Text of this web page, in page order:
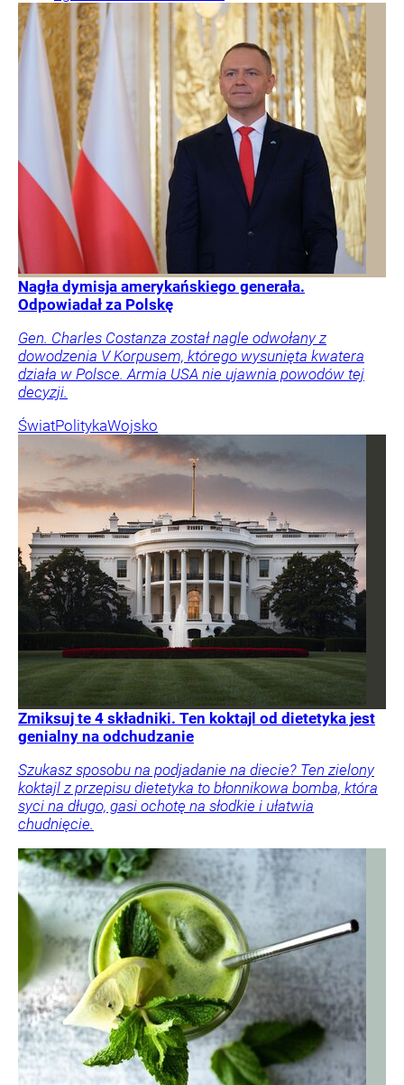
Nagła dymisja amerykańskiego generała.
Odpowiadał za Polskę
Gen. Charles Costanza został nagle odwołany z
dowodzenia V Korpusem, którego wysunięta kwatera
działa w Polsce. Armia USA nie ujawnia powodów tej
decyzji.
ŚwiatPolitykaWojsko
Zmiksuj te 4 składniki. Ten koktajl od dietetyka jest
genialny na odchudzanie
Szukasz sposobu na podjadanie na diecie? Ten zielony
koktajl z przepisu dietetyka to błonnikowa bomba, która
syci na długo, gasi ochotę na słodkie i ułatwia
chudnięcie.